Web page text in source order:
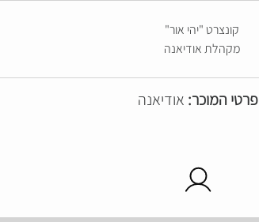
קונצרט "יהי אור"
מקהלת אודיאנה
פרטי המוכר: אודיאנה